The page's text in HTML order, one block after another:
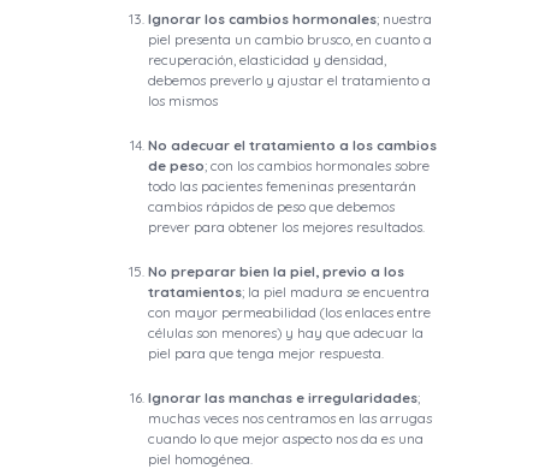
Ignorar los cambios hormonales; nuestra
piel presenta un cambio brusco, en cuanto a
recuperación, elasticidad y densidad,
debemos preverlo y ajustar el tratamiento a
los mismos
No adecuar el tratamiento a los cambios
de peso; con los cambios hormonales sobre
todo las pacientes femeninas presentarán
cambios rápidos de peso que debemos
prever para obtener los mejores resultados.
No preparar bien la piel, previo a los
tratamientos; la piel madura se encuentra
con mayor permeabilidad (los enlaces entre
células son menores) y hay que adecuar la
piel para que tenga mejor respuesta.
Ignorar las manchas e irregularidades;
muchas veces nos centramos en las arrugas
cuando lo que mejor aspecto nos da es una
piel homogénea.